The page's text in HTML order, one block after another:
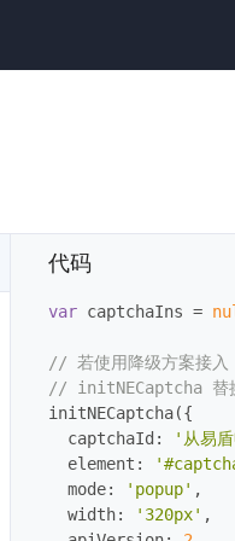
代码
var captchaIns =
// 若使用降级方案接入
// initNECaptcha 替
initNECaptcha({
captchaId : '从易
element :
mode: 'popup' ,
width: '320px' ,